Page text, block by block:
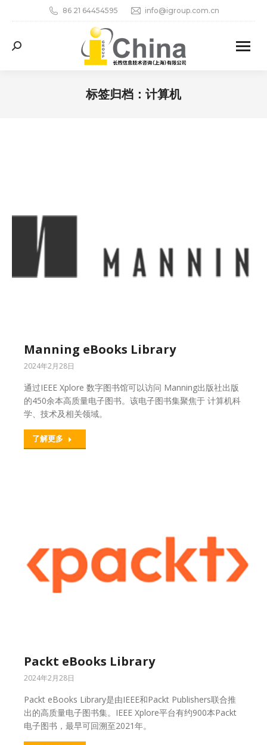
86 21 64454595 info@igroup.com.cn
Search:
标签归档： 计算机
Manning eBooks Library
2024年2月28日
通过IEEE Xplore 数字图书馆可以访问 Manning出版社出版
的450余本高质量电子图书。该电子图书集聚焦于 计算机科
学、技术及相关领域。
了解更多
Packt eBooks Library
2024年2月28日
Packt eBooks Library是由IEEE和Packt Publishers联合推
出的高质量电子图书集。IEEE Xplore平台有约900本Packt
电子图书，最早可回溯至2021年。